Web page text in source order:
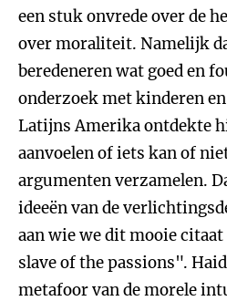
een stuk onvrede over de
over moraliteit. Namelijk
beredeneren wat goed en
onderzoek met kinderen
Latijns Amerika ontdekte
aanvoelen of iets kan of
argumenten verzamelen.
ideeën van de
aan wie we dit mooie
slave of the passions".
metafoor van de morele